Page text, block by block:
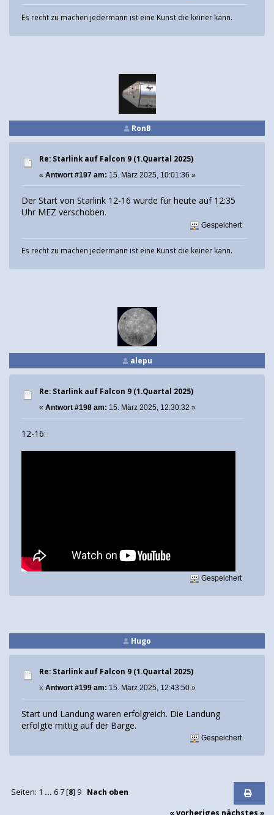
Es recht zu machen jedermann ist eine Kunst die keiner kann.
RonB
Re: Starlink auf Falcon 9 (1.Quartal 2025)
« Antwort #197 am: 15. März 2025, 10:01:36 »
Der Start von Starlink 12-16 wurde für heute auf 12:35
Uhr MEZ verschoben.
Gespeichert
Es recht zu machen jedermann ist eine Kunst die keiner kann.
alepu
Re: Starlink auf Falcon 9 (1.Quartal 2025)
« Antwort #198 am: 15. März 2025, 12:30:32 »
12-16:
Gespeichert
Hugo
Re: Starlink auf Falcon 9 (1.Quartal 2025)
« Antwort #199 am: 15. März 2025, 12:43:50 »
Start und Landung waren erfolgreich. Die Landung
erfolgte mittig auf der Barge.
Gespeichert
Seiten: 1 ... 6 7[8] 9 Nach oben